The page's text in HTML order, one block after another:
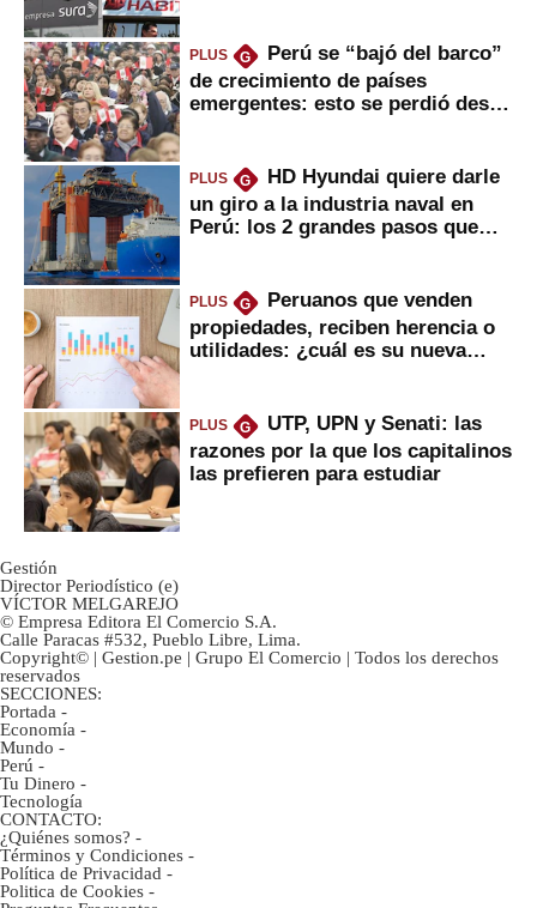
PLUS G
Perú se “bajó del barco”
de crecimiento de países
emergentes: esto se perdió desde
PLUS G
HD Hyundai quiere darle
un giro a la industria naval en
Perú: los 2 grandes pasos que
PLUS G
Peruanos que venden
propiedades, reciben herencia o
utilidades: ¿cuál es su nueva
PLUS G
UTP, UPN y Senati: las
razones por la que los capitalinos
las prefieren para estudiar
Gestión
Director Periodístico (e)
VÍCTOR MELGAREJO
© Empresa Editora El Comercio S.A.
Calle Paracas #532, Pueblo Libre, Lima.
Copyright© | Gestion.pe | Grupo El Comercio | Todos los derechos
reservados
SECCIONES:
Portada -
Economía -
Mundo -
Perú -
Tu Dinero -
Tecnología
CONTACTO:
¿Quiénes somos? -
Términos y Condiciones -
Política de Privacidad -
Politica de Cookies -